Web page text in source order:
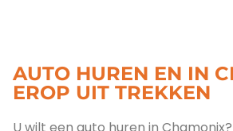
AUTO HUREN EN IN
EROP UIT TREKKEN